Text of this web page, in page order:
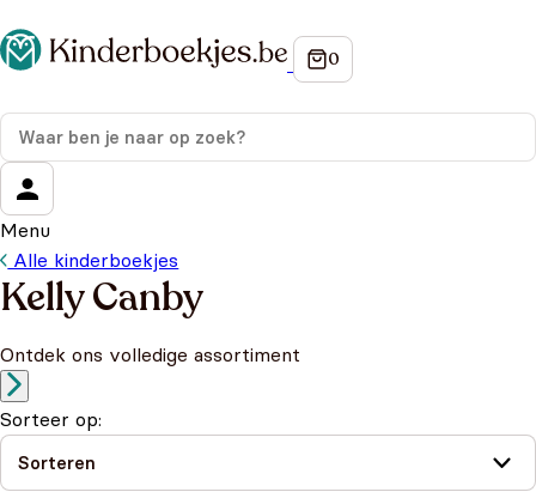
Menu
Alle kinderboekjes
Kelly Canby
Ontdek ons volledige assortiment
Sorteer op: